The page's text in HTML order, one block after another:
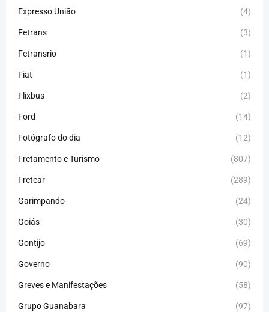
Expresso União (4)
Fetrans (3)
Fetransrio (1)
Fiat (1)
Flixbus (2)
Ford (14)
Fotógrafo do dia (12)
Fretamento e Turismo (807)
Fretcar (289)
Garimpando (24)
Goiás (30)
Gontijo (69)
Governo (90)
Greves e Manifestações (58)
Grupo Guanabara (97)